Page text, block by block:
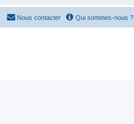
Qui sommes-nous ?
Nous contacter